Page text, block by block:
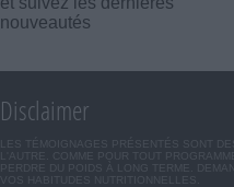
nouveautés
Disclaimer
LES TÉMOIGNAGES PRÉSENTÉS SONT
L'AUTRE. COMME POUR TOUT
PERDRE DU POIDS À LONG TERME.
VOS HABITUDES NUTRITIONNELLES.